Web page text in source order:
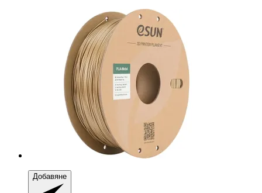
Добавяне